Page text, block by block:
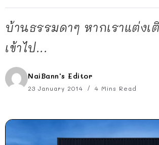
บ้านธรรมดาๆ หากเราแต่งเ
เข้าไป...
NaiBann's Editor
23 January 2014 4 Mins Read